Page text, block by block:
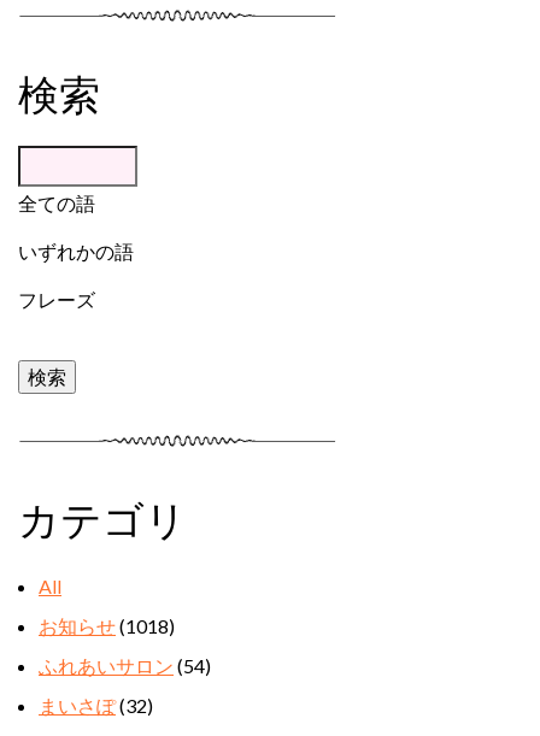
検索
全ての語
いずれかの語
フレーズ
カテゴリ
All
お知らせ(1018)
ふれあいサロン (54)
まいさぽ(32)